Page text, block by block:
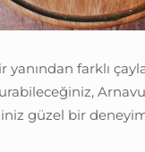
yanından farklı
güzel bir